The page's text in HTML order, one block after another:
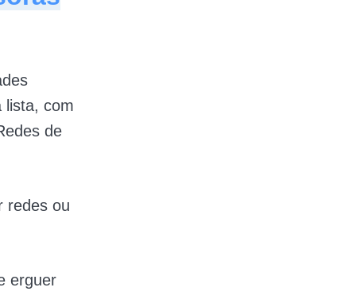
lista, com
de
redes ou
erguer